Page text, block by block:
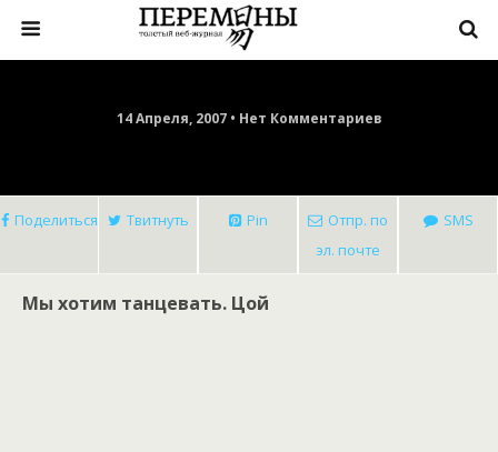
14 Апреля, 2007 • Нет Комментариев
Поделиться Твитнуть Pin
Отпр. по
эл. почте
SMS
Мы хотим танцевать. Цой